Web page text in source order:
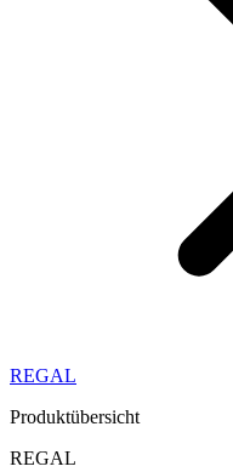
REGAL
Produktübersicht
REGAL